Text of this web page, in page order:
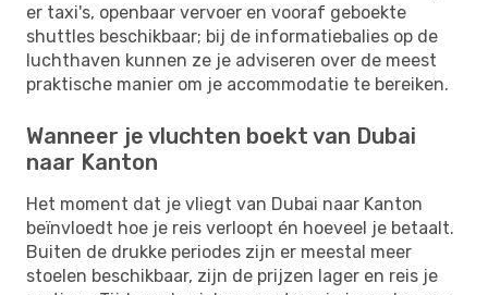
er taxi's, openbaar vervoer en vooraf geboekte
shuttles beschikbaar; bij de informatiebalies op de
luchthaven kunnen ze je adviseren over de meest
praktische manier om je accommodatie te bereiken.
Wanneer je vluchten boekt van Dubai
naar Kanton
Het moment dat je vliegt van Dubai naar Kanton
beïnvloedt hoe je reis verloopt én hoeveel je betaalt.
Buiten de drukke periodes zijn er meestal meer
stoelen beschikbaar, zijn de prijzen lager en reis je